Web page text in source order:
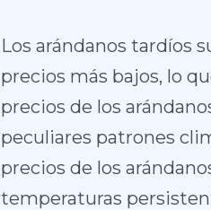
Los arándanos tardíos
precios más bajos, lo
precios de los
peculiares patrones
precios de los
temperaturas